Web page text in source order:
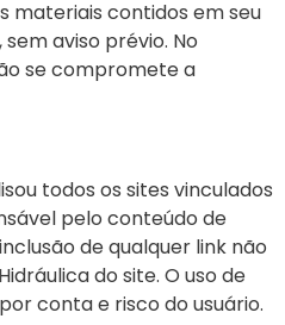
materiais contidos em seu
aviso prévio. No
se compromete a
todos os sites vinculados
pelo conteúdo de
de qualquer link não
do site. O uso de
conta e risco do usuário.